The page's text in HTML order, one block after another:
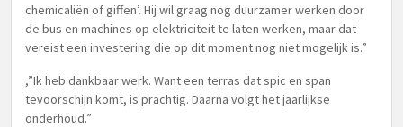
chemicaliën of giffen’. Hij wil graag nog duurzamer werken door
de bus en machines op elektriciteit te laten werken, maar dat
vereist een investering die op dit moment nog niet mogelijk is.”
,”Ik heb dankbaar werk. Want een terras dat spic en span
tevoorschijn komt, is prachtig. Daarna volgt het jaarlijkse
onderhoud.”